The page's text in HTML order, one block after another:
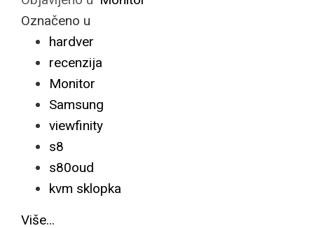
Označeno u
hardver
recenzija
Monitor
Samsung
viewfinity
s8
s80oud
kvm sklopka
Više...